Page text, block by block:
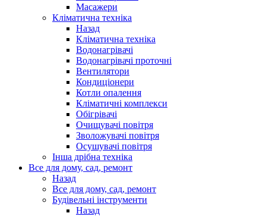
Масажери
Кліматична техніка
Назад
Кліматична техніка
Водонагрівачі
Водонагрівачі проточні
Вентилятори
Кондиціонери
Котли опалення
Кліматичні комплекси
Обігрівачі
Очищувачі повітря
Зволожувачі повітря
Осушувачі повітря
Інша дрібна техніка
Все для дому, сад, ремонт
Назад
Все для дому, сад, ремонт
Будівельні інструменти
Назад